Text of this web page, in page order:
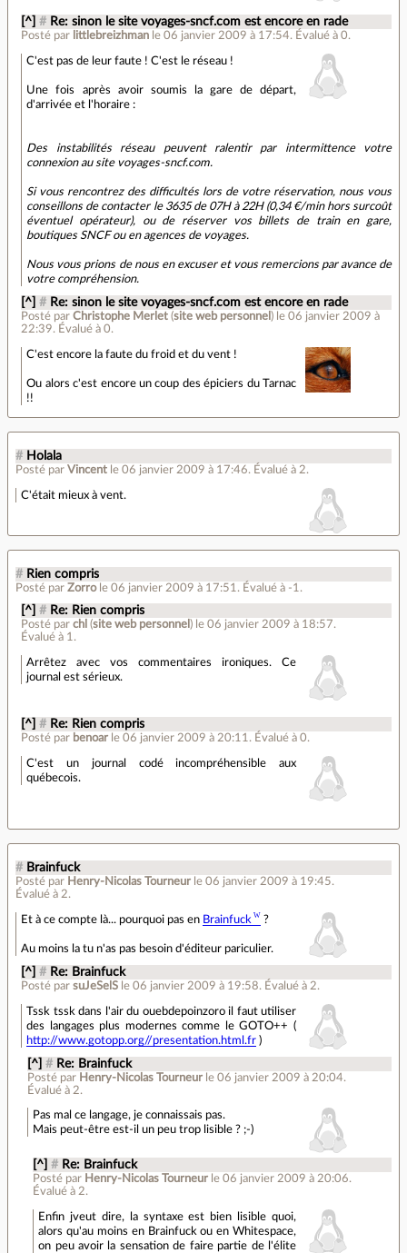
[^] # Re: sinon le site voyages-sncf.com est encore en rade
Posté par littlebreizhman le 06 janvier 2009 à 17:54. Évalué à0.
C'est pas de leur faute ! C'est le réseau !
Une fois après avoir soumis la gare de départ,
d'arrivée et l'horaire :
Des instabilités réseau peuvent ralentir par intermittence votre
connexion au site voyages-sncf.com.
Si vous rencontrez des difficultés lors de votre réservation, nous vous
conseillons de contacter le 3635 de 07H à 22H (0,34 €/min hors surcoût
éventuel opérateur), ou de réserver vos billets de train en gare,
boutiques SNCF ou en agences de voyages.
Nous vous prions de nous en excuser et vous remercions par avance de
votre compréhension.
[^] # Re: sinon le site voyages-sncf.com est encore en rade
Posté parChristophe Merlet (site web personnel ) le 06 janvier 2009 à
22:39. Évalué à0.
C'est encore la faute du froid et du vent !
Ou alors c'est encore un coup des épiciers du Tarnac
!!
# Holala
Posté par Vincent le 06 janvier 2009 à 17:46. Évalué à 2.
C'était mieux à vent.
# Rien compris
Posté par Zorro le 06 janvier 2009 à 17:51 . Évalué à -1 .
[^] # Re: Rien compris
Posté parchl (site web personnel ) le 06 janvier 2009 à 18:57.
Évalué à 1 .
Arrêtez avec vos commentaires ironiques. Ce
journal est sérieux.
[^] # Re: Rien compris
Posté par benoar le 06 janvier 2009 à 20:11 . Évalué à0.
C'est un journal codé incompréhensible aux
québecois.
# Brainfuck
Posté par Henry-Nicolas Tourneur le 06 janvier 2009 à 19:45.
Évalué à 2.
Et à ce compte là... pourquoi pas en Brainfuck ?
Au moins la tu n'as pas besoin d'éditeur pariculier.
[^] # Re: Brainfuck
Posté parsuJeSelS le 06 janvier 2009 à 19:58. Évalué à 2.
Tssk tssk dans l'air du ouebdepoinzoro il faut utiliser
des langages plus modernes comme le GOTO++ (
http://www.gotopp.org//presentation.html.fr )
[^] # Re: Brainfuck
Posté par Henry-Nicolas Tourneur le 06 janvier 2009 à 20:04.
Évalué à 2.
Pas mal ce langage, je connaissais pas.
Mais peut-être est-il un peu trop lisible ? ;-)
[^] # Re: Brainfuck
Posté par Henry-Nicolas Tourneur le 06 janvier 2009 à 20:06.
Évalué à 2.
Enfin jveut dire, la syntaxe est bien lisible quoi,
alors qu'au moins en Brainfuck ou en Whitespace,
on peu avoir la sensation de faire partie de l'élite